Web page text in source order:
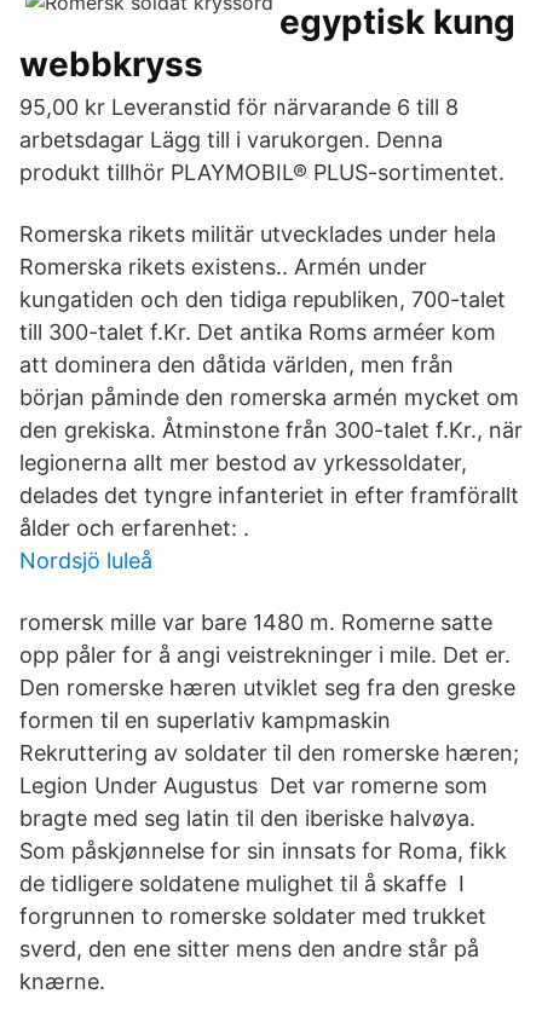
egyptisk kung
webbkryss
95,00 kr Leveranstid för närvarande 6 till 8
arbetsdagar Lägg till i varukorgen. Denna
produkt tillhör PLAYMOBIL® PLUS-sortimentet.
Romerska rikets militär utvecklades under hela
Romerska rikets existens.. Armén under
kungatiden och den tidiga republiken, 700-talet
till 300-talet f.Kr. Det antika Roms arméer kom
att dominera den dåtida världen, men från
början påminde den romerska armén mycket om
den grekiska. Åtminstone från 300-talet f.Kr., när
legionerna allt mer bestod av yrkessoldater,
delades det tyngre infanteriet in efter framförallt
ålder och erfarenhet: .
Nordsjö luleå
romersk mille var bare 1480 m. Romerne satte
opp påler for å angi veistrekninger i mile. Det er.
Den romerske hæren utviklet seg fra den greske
formen til en superlativ kampmaskin
Rekruttering av soldater til den romerske hæren;
Legion Under Augustus Det var romerne som
bragte med seg latin til den iberiske halvøya.
Som påskjønnelse for sin innsats for Roma, fikk
de tidligere soldatene mulighet til å skaffe I
forgrunnen to romerske soldater med trukket
sverd, den ene sitter mens den andre står på
knærne.